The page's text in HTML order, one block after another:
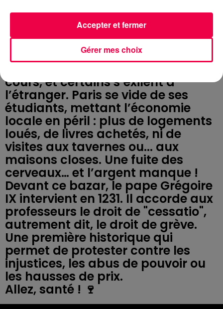
créneau.
Ils demandent justice à Blanche
de Castille, la régente. Mais elle les
ignore royalement. Alors, les profs
cours, et certains s’exilent à
l’étranger. Paris se vide de ses
étudiants, mettant l’économie
locale en péril : plus de logements
loués, de livres achetés, ni de
visites aux tavernes ou... aux
maisons closes. Une fuite des
cerveaux… et l’argent manque !
Devant ce bazar, le pape Grégoire
IX intervient en 1231. Il accorde aux
professeurs le droit de "cessatio",
autrement dit, le droit de grève.
Une première historique qui
permet de protester contre les
injustices, les abus de pouvoir ou
les hausses de prix.
Gérer mes choix
Accepter et fermer